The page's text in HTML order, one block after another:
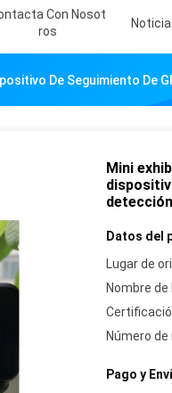
Con Nosot
Ros
De Seguimiento De
Mini
Datos del
Lugar de
Nombre
Número de
Pago y